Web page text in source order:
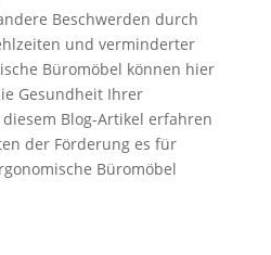
Beschwerden durch
und verminderter
Büromöbel können hier
Gesundheit Ihrer
Blog-Artikel erfahren
der Förderung es für
Büromöbel